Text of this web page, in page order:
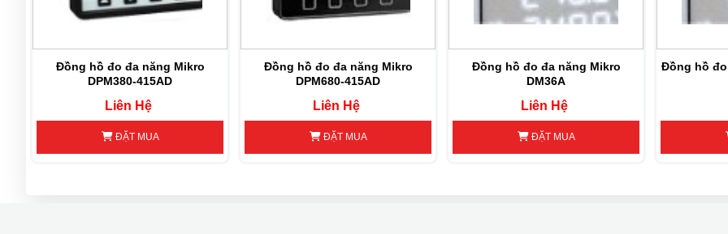
Đồng hồ đo đa năng Mikro
DPM380-415AD
Liên Hệ
ĐẶT MUA
Đồng hồ đo đa năng Mikro
DPM680-415AD
Liên Hệ
ĐẶT MUA
Đồng hồ đo đa năng Mikro
DM36A
Liên Hệ
ĐẶT MUA
Đồng hồ đo